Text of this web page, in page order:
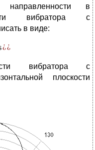
направленности в
вибратора с
в виде:
вибратора с
плоскости